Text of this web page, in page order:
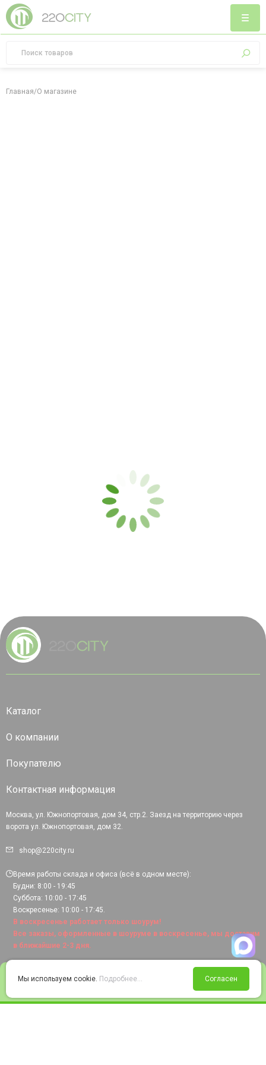
Войти Избранное Корзина
Главная/О магазине
Каталог
О компании
Покупателю
Контактная информация
Москва, ул. Южнопортовая, дом 34, стр.2. Заезд на территорию через
ворота ул. Южнопортовая, дом 32.
shop@220city.ru
Время работы склада и офиса (всё в одном месте):
Будни: 8:00 - 19:45
Суббота: 10:00 - 17:45
Воскресенье: 10:00 - 17:45.
В воскресенье работает только шоурум!
Все заказы, оформленные в шоуруме в воскресенье, мы доставим
в ближайшие 2-3 дня.
Мы используем cookie. Подробнее... Согласен